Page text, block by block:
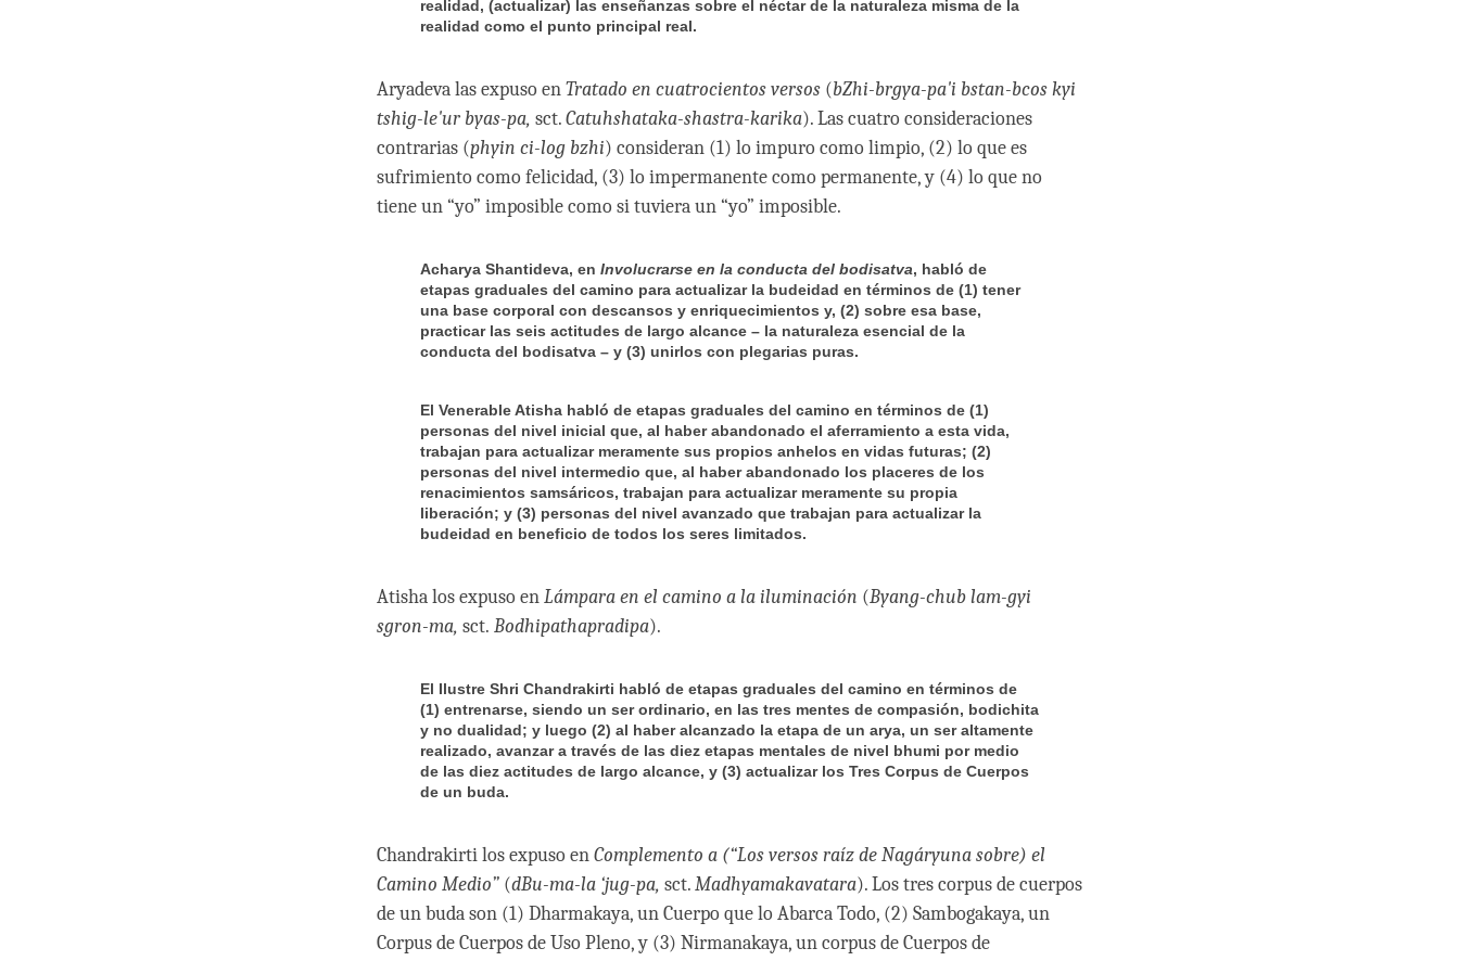
realidad, (actualizar) las enseñanzas sobre el néctar de la naturaleza misma de la
realidad como el punto principal real.
Aryadeva las expuso enTratado en cuatrocientos versos (bZhi-brgya-pa'i bstan-bcos kyi
tshig-le'ur byas-pa, sct.Catuhshataka-shastra-karika). Las cuatro consideraciones
contrarias (phyin ci-log bzhi) consideran (1) lo impuro como limpio, (2) lo que es
sufrimiento como felicidad, (3) lo impermanente como permanente, y (4) lo que no
tiene un “yo” imposible como si tuviera un “yo” imposible.
Acharya Shantideva, en Involucrarse en la conducta del bodisatva, habló de
etapas graduales del camino para actualizar la budeidad en términos de (1) tener
una base corporal con descansos y enriquecimientos y, (2) sobre esa base,
practicar las seis actitudes de largo alcance – la naturaleza esencial de la
conducta del bodisatva – y (3) unirlos con plegarias puras.
El Venerable Atisha habló de etapas graduales del camino en términos de (1)
personas del nivel inicial que, al haber abandonado el aferramiento a esta vida,
trabajan para actualizar meramente sus propios anhelos en vidas futuras; (2)
personas del nivel intermedio que, al haber abandonado los placeres de los
renacimientos samsáricos, trabajan para actualizar meramente su propia
liberación; y (3) personas del nivel avanzado que trabajan para actualizar la
budeidad en beneficio de todos los seres limitados.
Atisha los expuso enLámpara en el camino a la iluminación (Byang-chub lam-gyi
sgron-ma, sct. Bodhipathapradipa).
El Ilustre Shri Chandrakirti habló de etapas graduales del camino en términos de
(1) entrenarse, siendo un ser ordinario, en las tres mentes de compasión, bodichita
y no dualidad; y luego (2) al haber alcanzado la etapa de un arya, un ser altamente
realizado, avanzar a través de las diez etapas mentales de nivel bhumi por medio
de las diez actitudes de largo alcance, y (3) actualizar los Tres Corpus de Cuerpos
de un buda.
Chandrakirti los expuso enComplemento a (“Los versos raíz de Nagáryuna sobre) el
Camino Medio” (dBu-ma-la ‘jug-pa, sct.Madhyamakavatara). Los tres corpus de cuerpos
de un buda son (1) Dharmakaya, un Cuerpo que lo Abarca Todo, (2) Sambogakaya, un
Corpus de Cuerpos de Uso Pleno, y (3) Nirmanakaya, un corpus de Cuerpos de